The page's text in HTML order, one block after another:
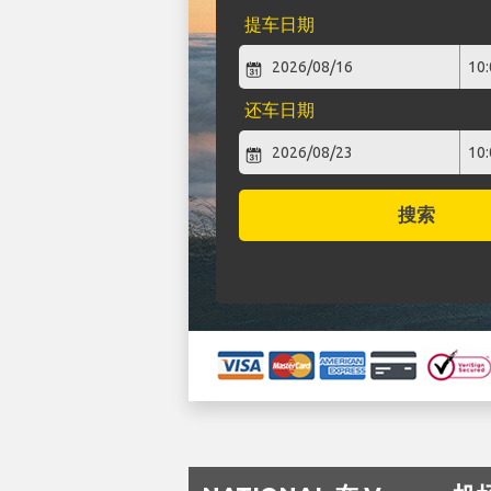
提车日期
还车日期
搜索